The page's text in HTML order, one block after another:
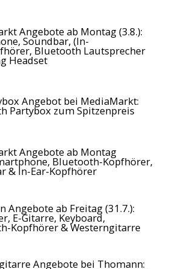
Angebote ab Montag (3.8.):
Soundbar, (In-
Bluetooth Lautsprecher
Headset
Angebot bei MediaMarkt:
Partybox zum Spitzenpreis
Angebote ab Montag
Bluetooth-Kopfhörer,
& In-Ear-Kopfhörer
Angebote ab Freitag (31.7.):
E-Gitarre, Keyboard,
Kopfhörer & Westerngitarre
Angebote bei Thomann: